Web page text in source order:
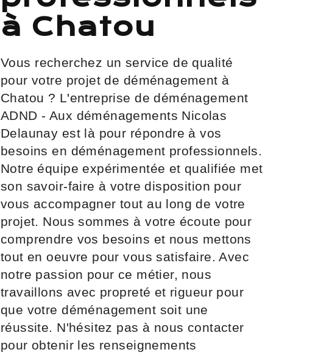
à Chatou
Vous recherchez un service de qualité
pour votre projet de déménagement à
Chatou ? L'entreprise de déménagement
ADND - Aux déménagements Nicolas
Delaunay est là pour répondre à vos
besoins en déménagement professionnels.
Notre équipe expérimentée et qualifiée met
son savoir-faire à votre disposition pour
vous accompagner tout au long de votre
projet. Nous sommes à votre écoute pour
comprendre vos besoins et nous mettons
tout en oeuvre pour vous satisfaire. Avec
notre passion pour ce métier, nous
travaillons avec propreté et rigueur pour
que votre déménagement soit une
réussite. N'hésitez pas à nous contacter
pour obtenir les renseignements